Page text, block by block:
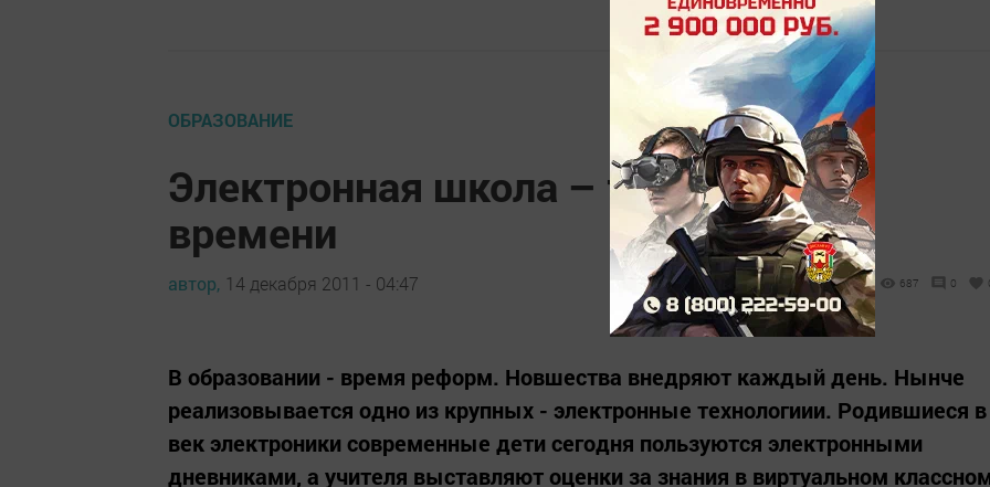
ОБРАЗОВАНИЕ
Электронная школа – требование
времени
автор, 14 декабря 2011 - 04:47 687 0
В образовании - время реформ. Новшества внедряют каждый день. Нынче
реализовывается одно из крупных - электронные технологиии. Родившиеся в
век электроники современные дети сегодня пользуются электронными
дневниками, а учителя выставляют оценки за знания в виртуальном